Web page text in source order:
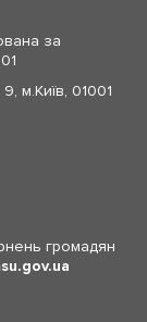
за
м.Київ, 01001
громадян